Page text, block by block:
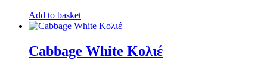
Add to basket
Cabbage White Κολιέ